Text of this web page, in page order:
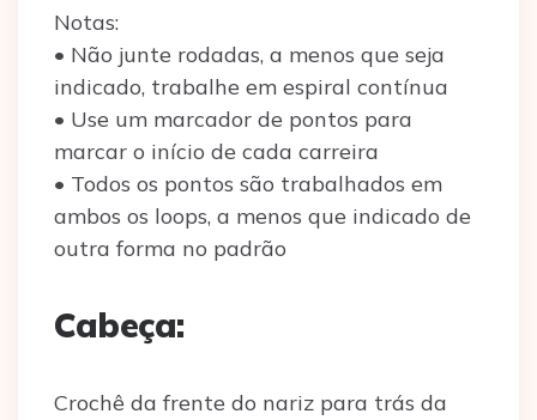
Notas:
• Não junte rodadas, a menos que seja
indicado, trabalhe em espiral contínua
• Use um marcador de pontos para
marcar o início de cada carreira
• Todos os pontos são trabalhados em
ambos os loops, a menos que indicado de
outra forma no padrão
Cabeça:
Crochê da frente do nariz para trás da